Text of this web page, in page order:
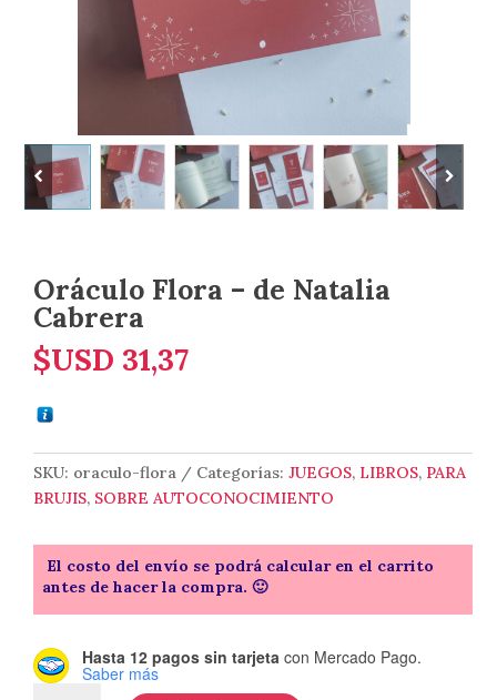
Oráculo Flora – de Natalia
Cabrera
$USD 31,37
SKU: oraculo-flora Categorías:JUEGOS, LIBROS, PARA
BRUJIS, SOBRE AUTOCONOCIMIENTO
El costo del envío se podrá calcular en el carrito
antes de hacer la compra. 🙂
Hasta 12 pagos sin tarjeta con Mercado Pago.
Saber más